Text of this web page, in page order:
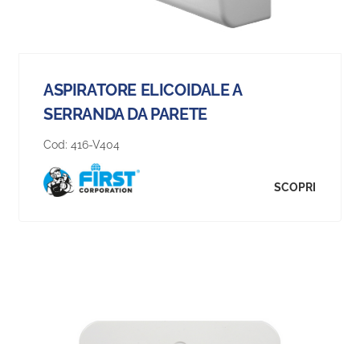
ASPIRATORE ELICOIDALE A
SERRANDA DA PARETE
Cod: 416-V404
SCOPRI